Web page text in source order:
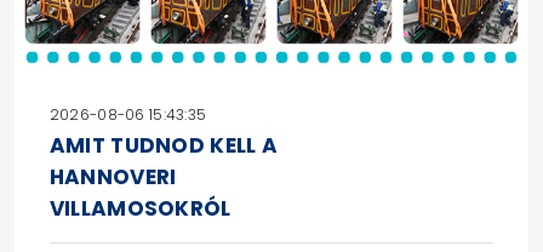
2026-08-06 15:43:35
AMIT TUDNOD KELL A
HANNOVERI
VILLAMOSOKRÓL